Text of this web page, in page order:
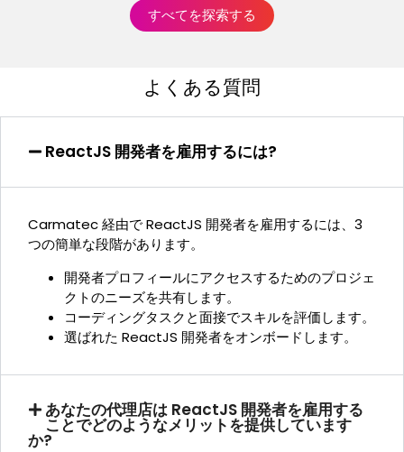
すべてを探索する
よくある質問
ReactJS 開発者を雇用するには?
Carmatec 経由で ReactJS 開発者を雇用するには、3
つの簡単な段階があります。
開発者プロフィールにアクセスするためのプロジェ
クトのニーズを共有します。
コーディングタスクと面接でスキルを評価します。
選ばれた ReactJS 開発者をオンボードします。
あなたの代理店は ReactJS 開発者を雇用する
ことでどのようなメリットを提供しています
か?